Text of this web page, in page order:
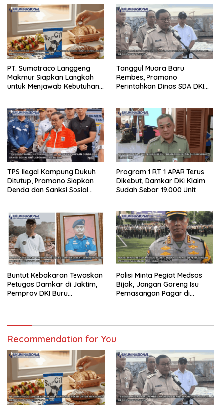
PT. Sumatraco Langgeng
Makmur Siapkan Langkah
untuk Menjawab Kebutuhan
Tanggul Muara Baru
Rembes, Pramono
Perintahkan Dinas SDA DKI
TPS Ilegal Kampung Dukuh
Ditutup, Pramono Siapkan
Denda dan Sanksi Sosial
Program 1 RT 1 APAR Terus
Dikebut, Damkar DKI Klaim
Sudah Sebar 19.000 Unit
Buntut Kebakaran Tewaskan
Petugas Damkar di Jaktim,
Pemprov DKI Buru
Polisi Minta Pegiat Medsos
Bijak, Jangan Goreng Isu
Pemasangan Pagar di
Recommendation for You